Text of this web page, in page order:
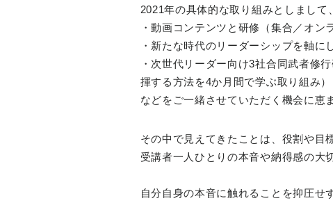
2021年の具体的な取り組みとしまして、
・動画コンテンツと研修（集合／オ
・新たな時代のリーダーシップを軸
・次世代リーダー向け3社合同武者修
揮する方法を4か月間で学ぶ取り組み）
などをご一緒させていただく機会に恵
その中で見えてきたことは、役割や目
受講者一人ひとりの本音や納得感の大
自分自身の本音に触れることを抑圧せ